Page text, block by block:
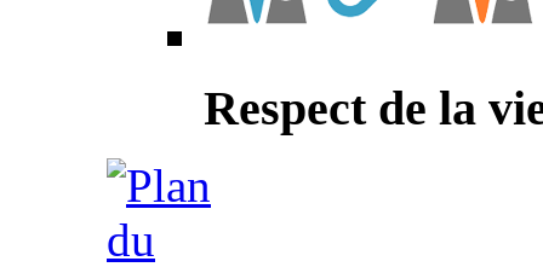
Respect de la